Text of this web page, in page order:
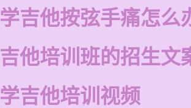
学吉他按弦手痛怎么
吉他培训班的招生文
学吉他培训视频